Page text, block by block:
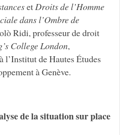
etDroits de l’Homme
dans l’Ombre de
Ridi, professeur de droit
College London,
l’Institut de Hautes Études
à Genève.
de la situation sur place